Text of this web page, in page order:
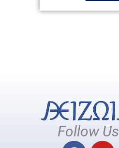
Follow Us